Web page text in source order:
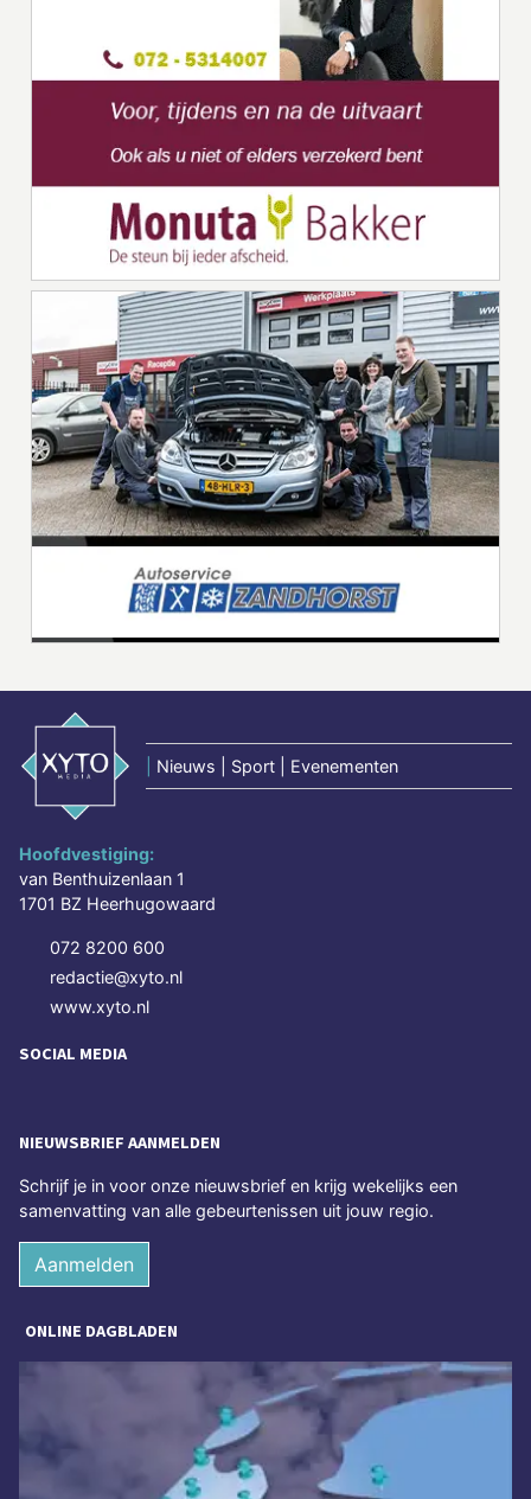
Nieuws | Sport | Evenementen
Hoofdvestiging:
van Benthuizenlaan 1
1701 BZ Heerhugowaard
072 8200 600
redactie@xyto.nl
www.xyto.nl
SOCIAL MEDIA
NIEUWSBRIEF AANMELDEN
Schrijf je in voor onze nieuwsbrief en krijg wekelijks een
samenvatting van alle gebeurtenissen uit jouw regio.
Aanmelden
ONLINE DAGBLADEN